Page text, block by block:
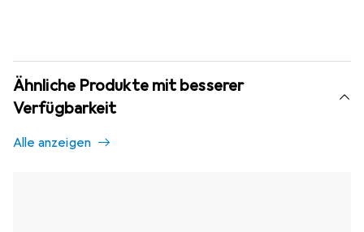
Ähnliche Produkte mit besserer
Verfügbarkeit
Alle anzeigen